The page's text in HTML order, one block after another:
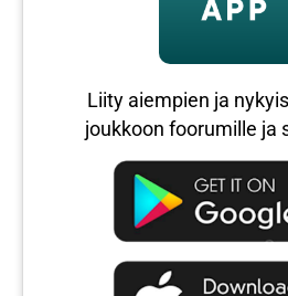
Liity aiempien ja
joukkoon foorumille ja